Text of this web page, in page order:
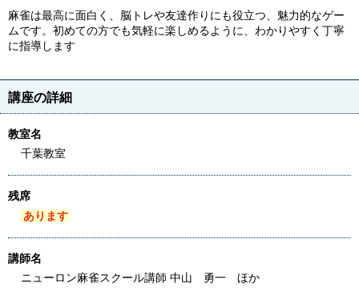
麻雀は最高に面白く、脳トレや友達作りにも役立つ、魅力的なゲー
ムです。初めての方でも気軽に楽しめるように、わかりやすく丁寧
に指導します
講座の詳細
教室名
千葉教室
残席
あります
講師名
ニューロン麻雀スクール講師 中山 勇一 ほか